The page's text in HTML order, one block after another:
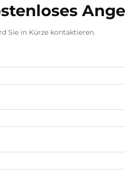
Sie in Kürze kontaktieren.